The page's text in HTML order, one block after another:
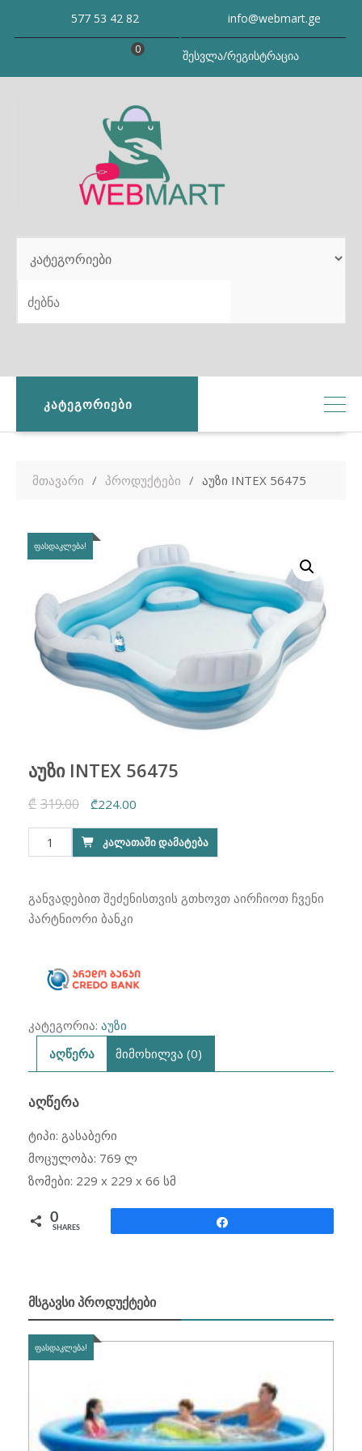
577 53 42 82 info@webmart.ge
შესვლა/რეგისტრაცია
0
SEARCH
ᲙᲐᲢᲔᲒᲝᲠᲘᲔᲑᲘ
მთავარი პროდუქტები აუზი INTEX 56475
ᲤᲐᲡᲓᲐᲙᲚᲔᲑᲐ!
აუზი INTEX 56475
₾ 319.00
Original
price
was:
₾224.00
price
is:
რაოდენობა:
აუზი
56475
ᲙᲐᲚᲐᲗᲐᲨᲘ ᲓᲐᲛᲐᲢᲔᲑᲐ
განვადებით შეძენისთვის გთხოვთ აირჩიოთ ჩვენი
პარტნიორი ბანკი
კატეგორია: აუზი
აღწერა
მიმოხილვა (0)
ᲐᲦᲬᲔᲠᲐ
ტიპი: გასაბერი
მოცულობა: 769 ლ
ზომები: 229 x 229 x 66 სმ
0
SHARES
ᲛᲡᲒᲐᲕᲡᲘ ᲞᲠᲝᲓᲣᲥᲢᲔᲑᲘ
ᲤᲐᲡᲓᲐᲙᲚᲔᲑᲐ!